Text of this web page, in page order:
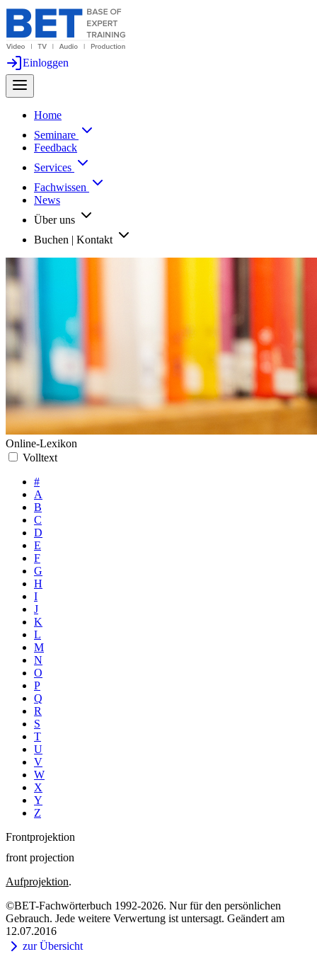
Einloggen
Home
Seminare
Feedback
Services
Fachwissen
News
Über uns
Buchen | Kontakt
Online-Lexikon
Volltext
#
A
B
C
D
E
F
G
H
I
J
K
L
M
N
O
P
Q
R
S
T
U
V
W
X
Y
Z
Frontprojektion
front projection
Aufprojektion.
©BET-Fachwörterbuch 1992-2026. Nur für den persönlichen
Gebrauch. Jede weitere Verwertung ist untersagt. Geändert am
12.07.2016
zur Übersicht